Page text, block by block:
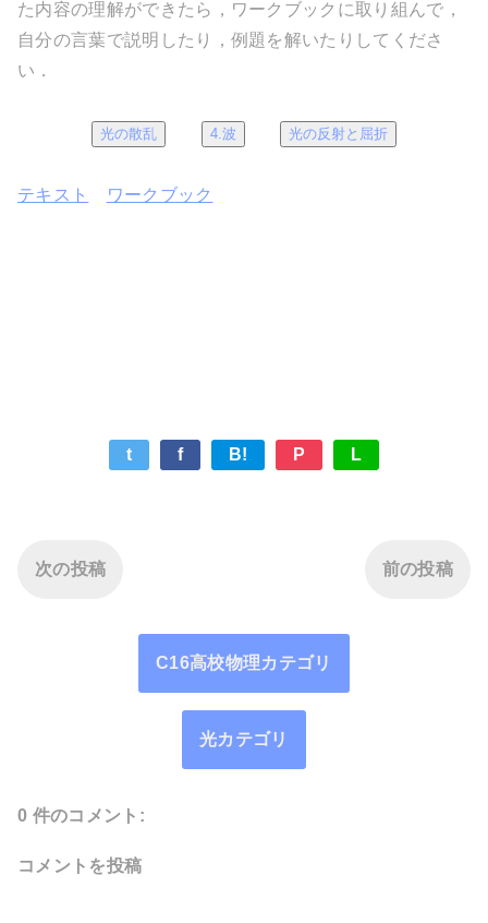
た内容の理解ができたら，ワークブックに取り組んで，
自分の言葉で説明したり，例題を解いたりしてくださ
い．
光の散乱 4.波 光の反射と屈折
テキスト ワークブック
t f B! P L
次の投稿 前の投稿
C16高校物理カテゴリ
光カテゴリ
0 件のコメント:
コメントを投稿